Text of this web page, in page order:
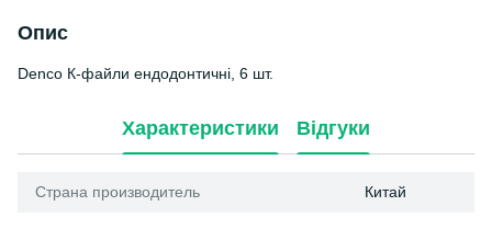
Опис
Denco К-файли ендодонтичні, 6 шт.
Характеристики Відгуки
Страна производитель Китай